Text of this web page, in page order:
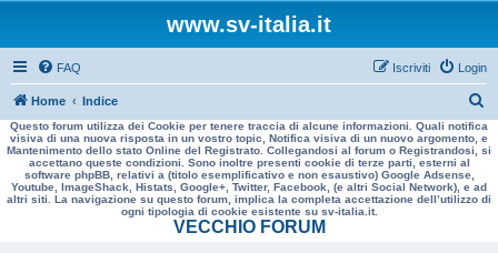
www.sv-italia.it
FAQ Login
Iscriviti
Home Indice
e
r
a
Questo forum utilizza dei Cookie per tenere traccia di alcune informazioni. Quali notifica
visiva di una nuova risposta in un vostro topic, Notifica visiva di un nuovo argomento, e
Mantenimento dello stato Online del Registrato. Collegandosi al forum o Registrandosi, si
accettano queste condizioni. Sono inoltre presenti cookie di terze parti, esterni al
software phpBB, relativi a (titolo esemplificativo e non esaustivo) Google Adsense,
Youtube, ImageShack, Histats, Google+, Twitter, Facebook, (e altri Social Network), e ad
altri siti. La navigazione su questo forum, implica la completa accettazione dell’utilizzo di
ogni tipologia di cookie esistente su sv-italia.it.
VECCHIO FORUM